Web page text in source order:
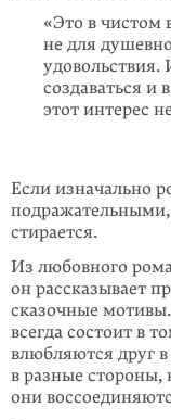
«Это в чистом
не для
создаваться и
этот интерес
Если изначально
подражательными,
стирается.
Из любовного
он рассказывает
сказочные
всегда состоит в
влюбляются друг в
в разные
они